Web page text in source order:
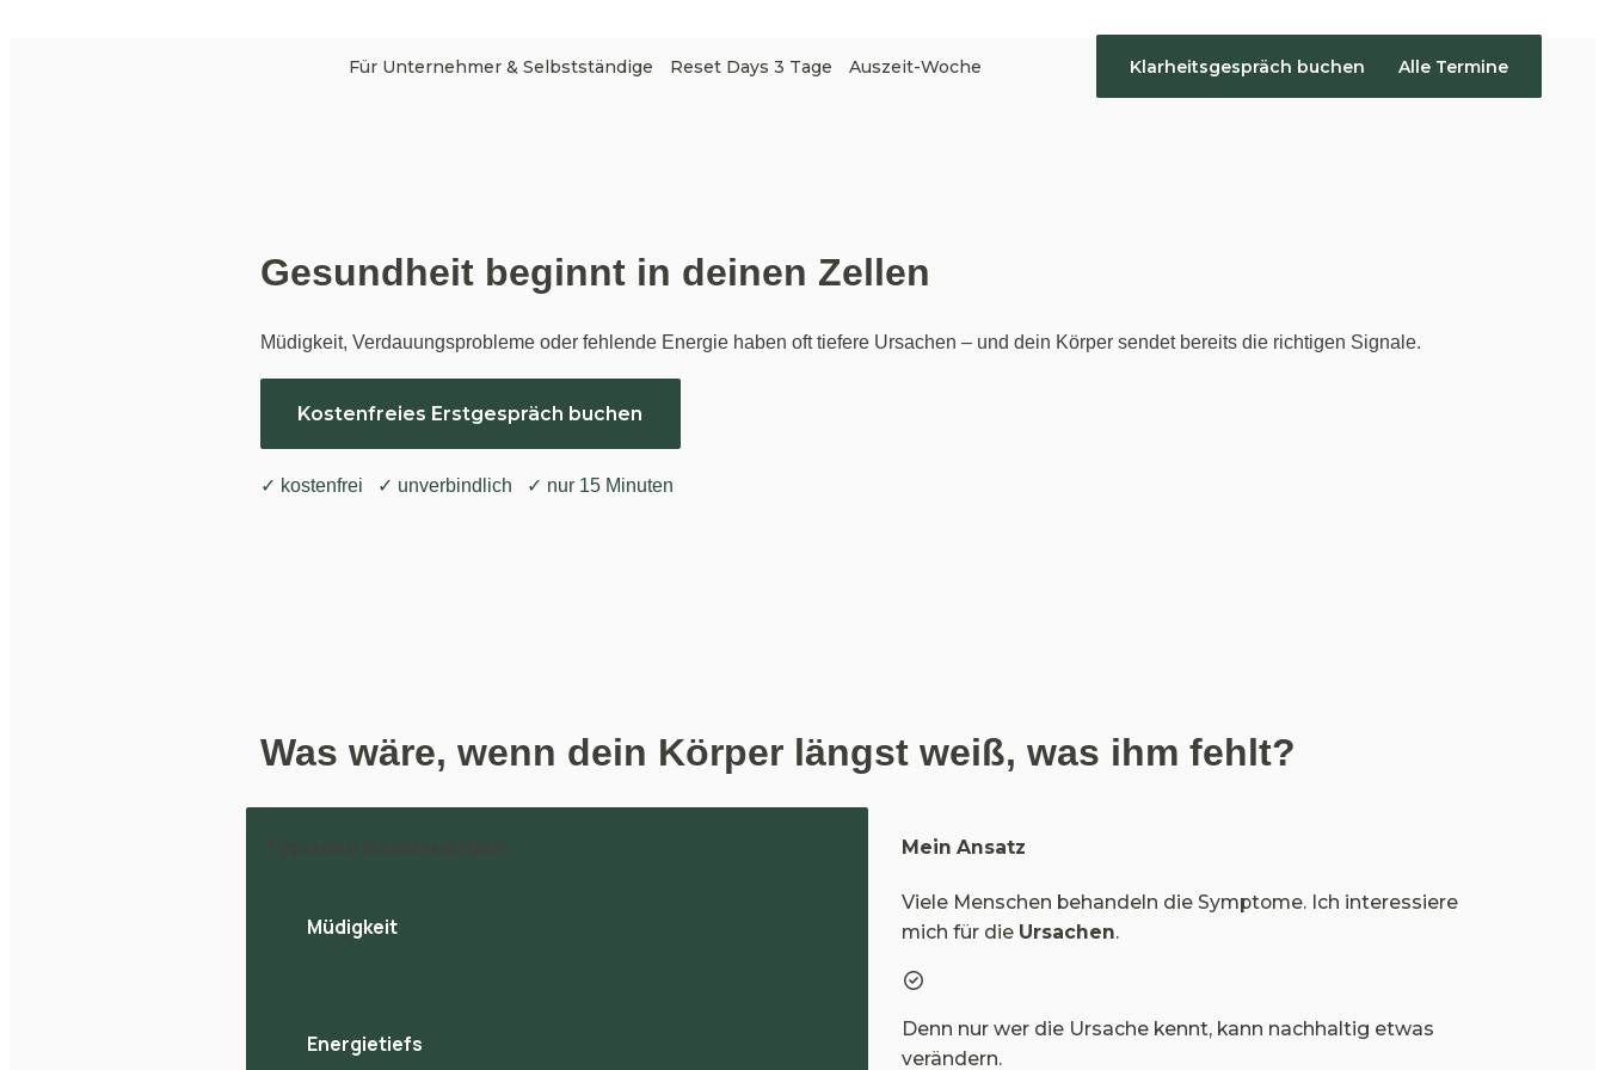
Für Unternehmer & Selbstständige Reset Days 3 Tage Auszeit-Woche Alle Termine
Klarheitsgespräch buchen
Gesundheit beginnt in deinen Zellen
Müdigkeit, Verdauungsprobleme oder fehlende Energie haben oft tiefere Ursachen – und dein Körper sendet bereits die richtigen Signale.
Kostenfreies Erstgespräch buchen
✓ kostenfrei   ✓ unverbindlich   ✓ nur 15 Minuten
Was wäre, wenn dein Körper längst weiß, was ihm fehlt?
Müdigkeit
Energietiefs
Mein Ansatz
Viele Menschen behandeln die Symptome. Ich interessiere
mich für die Ursachen.
Denn nur wer die Ursache kennt, kann nachhaltig etwas
verändern.